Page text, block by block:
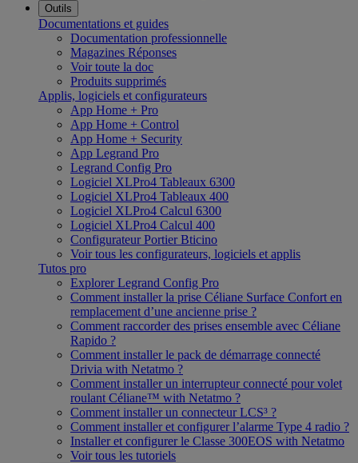
Outils
Documentations et guides
Documentation professionnelle
Magazines Réponses
Voir toute la doc
Produits supprimés
Applis, logiciels et configurateurs
App Home + Pro
App Home + Control
App Home + Security
App Legrand Pro
Legrand Config Pro
Logiciel XLPro4 Tableaux 6300
Logiciel XLPro4 Tableaux 400
Logiciel XLPro4 Calcul 6300
Logiciel XLPro4 Calcul 400
Configurateur Portier Bticino
Voir tous les configurateurs, logiciels et applis
Tutos pro
Explorer Legrand Config Pro
Comment installer la prise Céliane Surface Confort en
remplacement d’une ancienne prise ?
Comment raccorder des prises ensemble avec Céliane
Rapido ?
Comment installer le pack de démarrage connecté
Drivia with Netatmo ?
Comment installer un interrupteur connecté pour volet
roulant Céliane™ with Netatmo ?
Comment installer un connecteur LCS³ ?
Comment installer et configurer l’alarme Type 4 radio ?
Installer et configurer le Classe 300EOS with Netatmo
Voir tous les tutoriels